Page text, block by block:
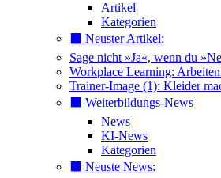
Artikel
Kategorien
⬛️ Neuster Artikel:
Sage nicht »Ja«, wenn du
Workplace Learning:
Trainer-Image (1): Kleider
⬛️ Weiterbildungs-News
News
KI-News
Kategorien
⬛️ Neuste News: